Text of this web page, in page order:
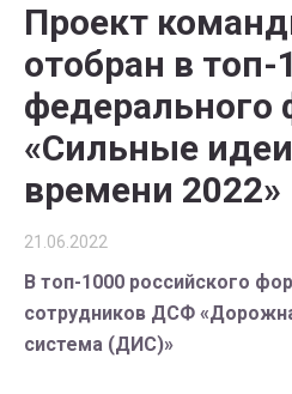
Проект
отобран в топ-
федерального
«Сильные
времени 2022»
21.06.2022
В топ-1000 российского
сотрудников ДСФ
система (ДИС)»